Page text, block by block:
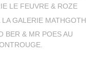
LE FEUVRE & ROZE
GALERIE MATHGOTH
BER & MR POES AU